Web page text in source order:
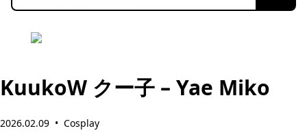
搜索
KuukoW クー子 – Yae Miko
2026.02.09 • Cosplay